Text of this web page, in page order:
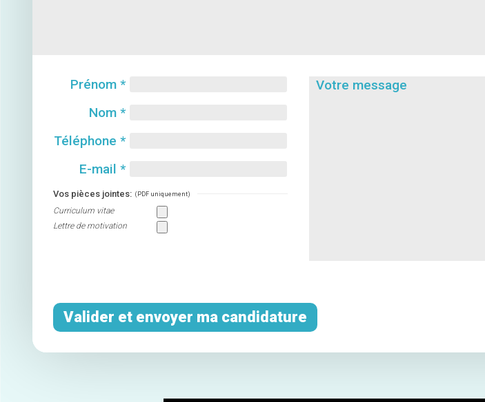
Prénom *
Nom *
Téléphone *
E-mail *
Vos pièces jointes: (PDF uniquement)
Curriculum vitae
Lettre de motivation